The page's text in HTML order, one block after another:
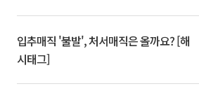
입추매직 '불발', 처서매직은 올까요? [해
시태그]